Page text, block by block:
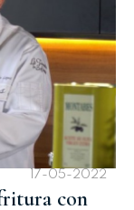
17-05-2022
con